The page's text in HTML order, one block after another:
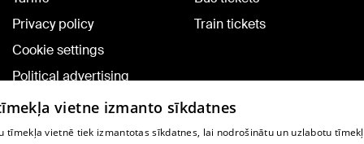
Privacy policy
Cookie settings
Political advertising
Cookie policy
Commenting terms
Train tickets
vietne izmanto sīkdatnes
tīmekļa vietnē tiek izmantotas sīkdatnes, lai nodrošinātu un uzlabotu